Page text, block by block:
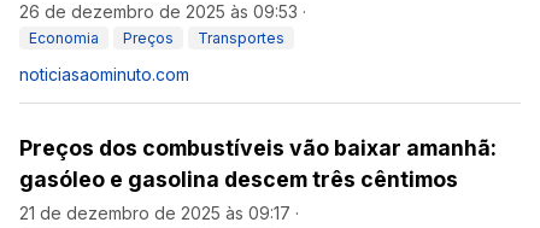
26 de dezembro de 2025 às 09:53 ·
Economia Preços Transportes
noticiasaominuto.com
Preços dos combustíveis vão baixar amanhã:
gasóleo e gasolina descem três cêntimos
21 de dezembro de 2025 às 09:17 ·